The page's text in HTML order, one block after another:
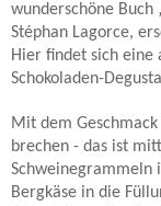
wunderschöne Buch
Stéphan Lagorce,
Hier findet sich eine
Schokoladen-
Mit dem
brechen - das ist
Schweinegrammeln
Bergkäse in die